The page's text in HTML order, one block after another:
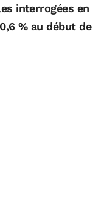
interrogées en
% au début de